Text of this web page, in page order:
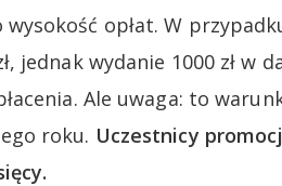
opłat. W
jednak wydanie 1000 zł w
Ale uwaga: to
roku. Uczestnicy